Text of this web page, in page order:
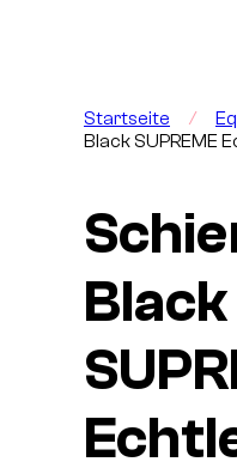
Startseite /
Black SUPREME
Black